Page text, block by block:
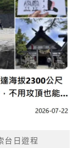
台日遊程